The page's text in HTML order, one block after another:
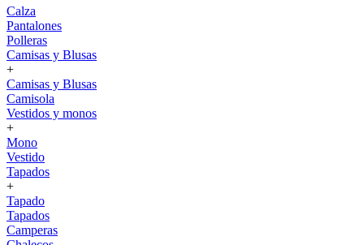
Calza
Pantalones
Polleras
Camisas y Blusas
+
Camisas y Blusas
Camisola
Vestidos y monos
+
Mono
Vestido
Tapados
+
Tapado
Tapados
Camperas